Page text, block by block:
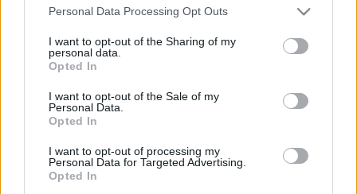
Please note that this website/app uses one or more Google
not limited to your visit or usage behaviour. You may click to
grant or deny consent to Google and its third-party tags to
use your data for below specified purposes in below Google
consent section.
Personal Data Processing Opt Outs
I want to opt-out of the Sharing of my
personal data.
Opted In
I want to opt-out of the Sale of my
Personal Data.
Opted In
I want to opt-out of processing my
Personal Data for Targeted Advertising.
Opted In
Tea